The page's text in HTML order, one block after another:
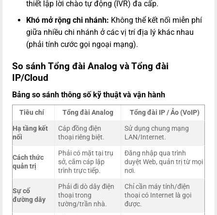
thiết lập lời chào tự động (IVR) đa cấp.
Khó mở rộng chi nhánh: Không thể kết nối miễn phí
giữa nhiều chi nhánh ở các vị trí địa lý khác nhau
(phải tính cước gọi ngoại mạng).
So sánh Tổng đài Analog và Tổng đài
IP/Cloud
Bảng so sánh thông số kỹ thuật và vận hành
Tiêu chí Tổng đài Analog
Tổng đài IP / Ảo (VoIP)
Hạ tầng kết
nối
Cáp đồng điện
thoại riêng biệt.
Sử dụng chung mạng
LAN/Internet.
Cách thức
quản trị
Phải có mặt tại trụ
sở, cắm cáp lập
trình trực tiếp.
Đăng nhập qua trình
duyệt Web, quản trị từ mọi
nơi.
Sự cố
đường dây
Phải đi dò dây điện
thoại trong
tường/trần nhà.
Chỉ cần máy tính/điện
thoại có Internet là gọi
được.